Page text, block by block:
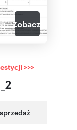
Zobacz galerię
>>>